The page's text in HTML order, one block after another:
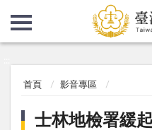
首頁 影音專區
士林地檢署緩